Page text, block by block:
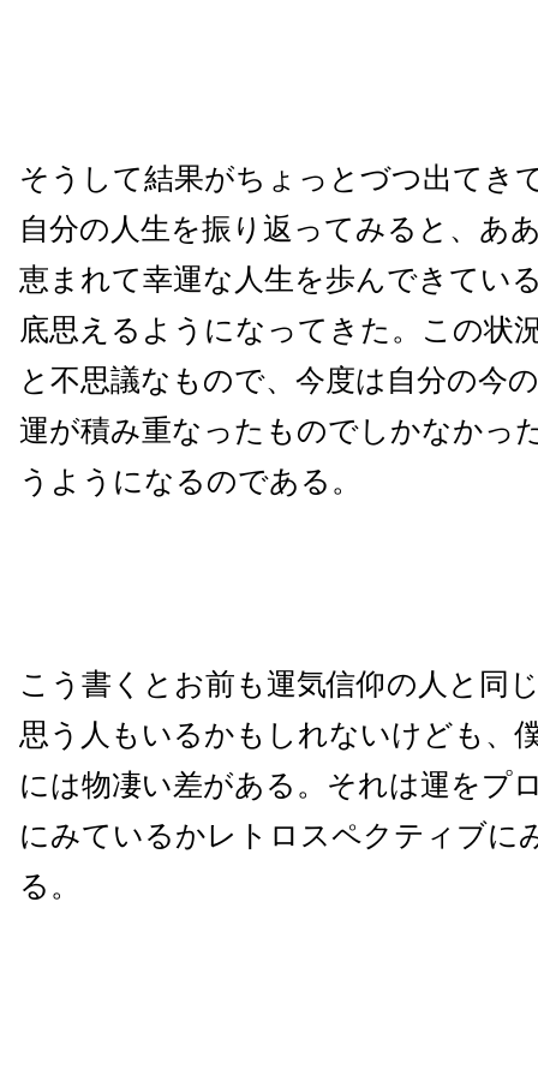
そうして結果がちょっとづつ出てき
自分の人生を振り返ってみると、あ
恵まれて幸運な人生を歩んできてい
底思えるようになってきた。この状
と不思議なもので、今度は自分の今
運が積み重なったものでしかなかっ
うようになるのである。
こう書くとお前も運気信仰の人と同
思う人もいるかもしれないけども、
には物凄い差がある。それは運をプ
にみているかレトロスペクティブに
る。